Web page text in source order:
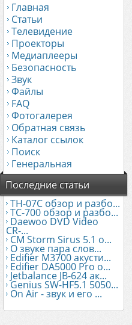
Главная
Статьи
Телевидение
Проекторы
Медиаплееры
Безопасность
Звук
Файлы
FAQ
Фотогалерея
Обратная связь
Каталог ссылок
Поиск
Генеральная
Последние статьи
TH-07C обзор и разбо...
TC-700 обзор и разбо...
Daewoo DVD Video
CR-...
CM Storm Sirus 5.1 о...
О звуке пара слов...
Edifier М3700 акусти...
Edifier DA5000 Pro о...
Jetbalance JB-624 ак...
Genius SW-HF5.1 5050...
On Air - звук и его ...